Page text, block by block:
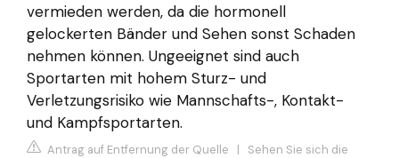
vermieden werden, da die hormonell
gelockerten Bänder und Sehen sonst Schaden
nehmen können. Ungeeignet sind auch
Sportarten mit hohem Sturz- und
Verletzungsrisiko wie Mannschafts-, Kontakt-
und Kampfsportarten.
Antrag auf Entfernung der Quelle | Sehen Sie sich die